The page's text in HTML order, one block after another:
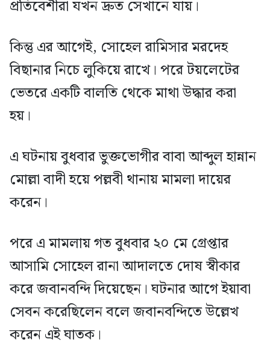
প্রতিবেশীরা যখন দ্রুত সেখানে যায়।
কিন্তু এর আগেই, সোহেল রামিসার মরদেহ
বিছানার নিচে লুকিয়ে রাখে। পরে টয়লেটের
ভেতরে একটি বালতি থেকে মাথা উদ্ধার করা
হয়।
এ ঘটনায় বুধবার ভুক্তভোগীর বাবা আব্দুল হান্নান
মোল্লা বাদী হয়ে পল্লবী থানায় মামলা দায়ের
করেন।
পরে এ মামলায় গত বুধবার ২০ মে গ্রেপ্তার
আসামি সোহেল রানা আদালতে দোষ স্বীকার
করে জবানবন্দি দিয়েছেন। ঘটনার আগে ইয়াবা
সেবন করেছিলেন বলে জবানবন্দিতে উল্লেখ
করেন এই ঘাতক।